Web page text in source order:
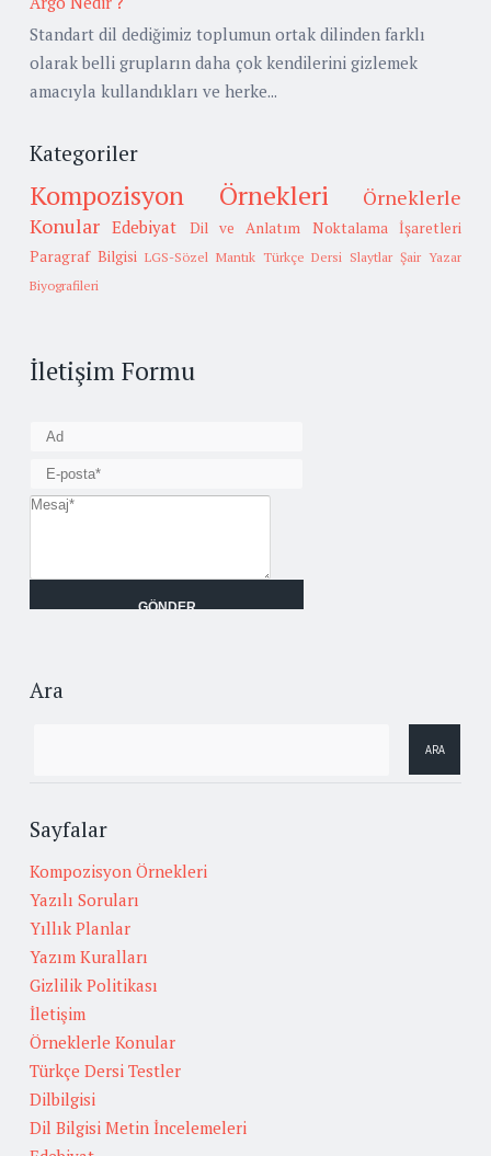
Standart dil dediğimiz toplumun ortak dilinden farklı
olarak belli grupların daha çok kendilerini gizlemek
amacıyla kullandıkları ve herke...
Kategoriler
Kompozisyon Örnekleri
Örneklerle
Konular Edebiyat Dil ve Anlatım
Noktalama İşaretleri
Paragraf Bilgisi LGS-Sözel Mantık Türkçe Dersi Slaytlar Şair Yazar
Biyografileri
İletişim Formu
Ara
Sayfalar
Kompozisyon Örnekleri
Yazılı Soruları
Yıllık Planlar
Yazım Kuralları
Gizlilik Politikası
İletişim
Örneklerle Konular
Türkçe Dersi Testler
Dilbilgisi
Dil Bilgisi Metin İncelemeleri